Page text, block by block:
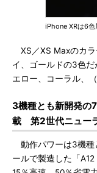
iPhone XRは6色
XS／XS Maxのカラ
イ、ゴールドの3色
エロー、コーラル、
3機種とも新開発の
載 第2世代ニュー
動作パワーは3機種
ールで製造した「